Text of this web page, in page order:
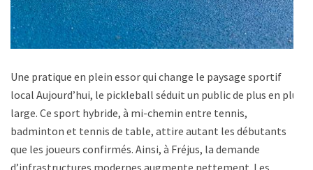
Une pratique en plein essor qui change le paysage sportif
local Aujourd’hui, le pickleball séduit un public de plus en plus
large. Ce sport hybride, à mi-chemin entre tennis,
badminton et tennis de table, attire autant les débutants
que les joueurs confirmés. Ainsi, à Fréjus, la demande
d’infrastructures modernes augmente nettement. Les